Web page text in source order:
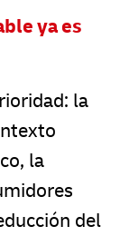
ya es
la
la
del